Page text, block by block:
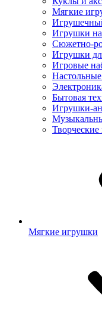
Мягкие
Игрушки на
Сюжетно-
Игрушки
Игровые
Бытовая
Игрушки-
Мягкие игрушки